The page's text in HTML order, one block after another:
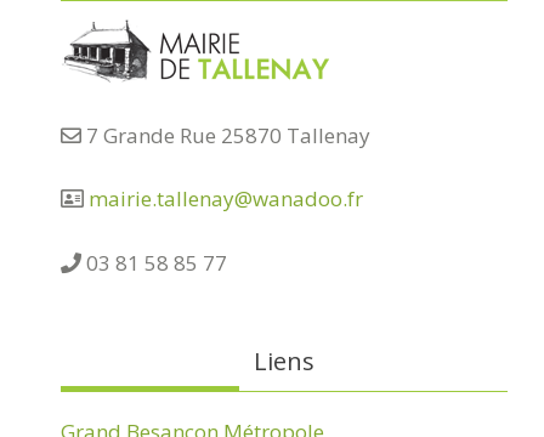
7 Grande Rue 25870 Tallenay
mairie.tallenay@wanadoo.fr
03 81 58 85 77
Liens